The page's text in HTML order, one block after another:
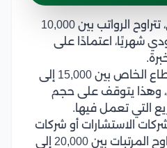
في القطاع الحكومي، تتراوح الرواتب بين 10,000
سعودي شهريًا، اعتمادًا على
بينما تتفاوت في القطاع الخاص بين 15,000 إلى
وهذا يتوقف على حجم
التي تعمل فيها.
الاستشارات أو شركات
المقاولات الكبيرة، تتراوح المرتبات بين 20,000 إلى